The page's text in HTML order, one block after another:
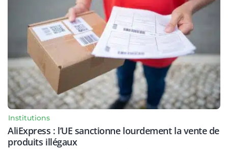
Institutions
AliExpress : l’UE sanctionne lourdement la vente de
produits illégaux